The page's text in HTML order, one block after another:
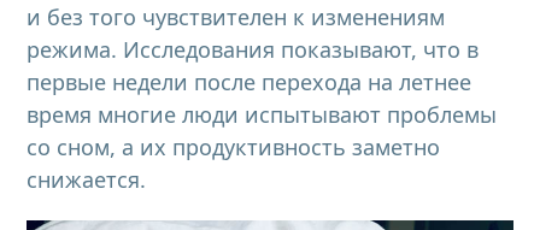
и без того чувствителен к изменениям
режима. Исследования показывают, что в
первые недели после перехода на летнее
время многие люди испытывают проблемы
со сном, а их продуктивность заметно
снижается.